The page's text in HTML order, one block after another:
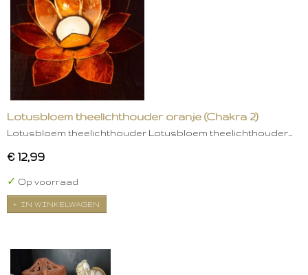
Lotusbloem theelichthouder oranje (Chakra 2)
Lotusbloem theelichthouder Lotusbloem theelichthouder…
€ 12,99
✓ Op voorraad
IN WINKELWAGEN